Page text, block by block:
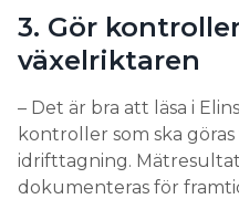
3. Gör
växelriktaren
– Det är bra att läsa i
kontroller som ska
idrifttagning.
dokumenteras för